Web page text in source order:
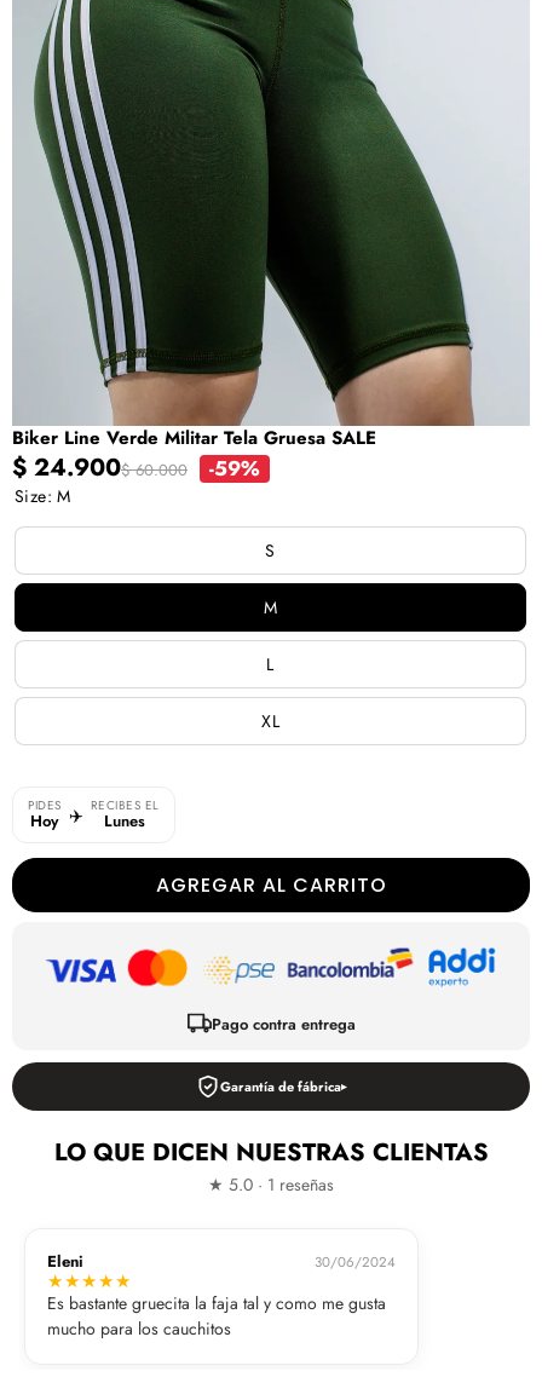
ABRIR
Biker Line Verde Militar Tela Gruesa SALE
Precio
en
oferta
$ 24.900Precio
$ 60.000 -59%
Size:M
S
M
L
XL
PIDES
Hoy ✈️ RECIBES EL
Lunes
AGREGAR AL CARRITO
Pago contra entrega
Garantía de fábrica
LO QUE DICEN NUESTRAS CLIENTAS
★ 5.0 · 1 reseñas
Eleni 30/06/2024
★★★★★
Es bastante gruecita la faja tal y como me gusta
mucho para los cauchitos